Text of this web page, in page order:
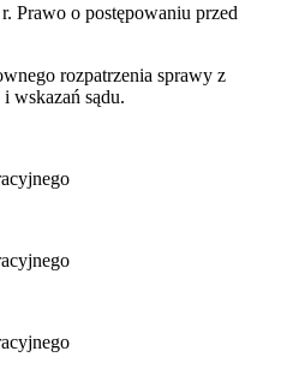
Prawo o postępowaniu przed
rozpatrzenia sprawy z
wskazań sądu.